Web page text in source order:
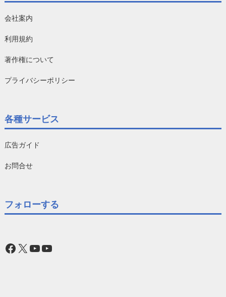
会社案内
利用規約
著作権について
プライバシーポリシー
各種サービス
広告ガイド
お問合せ
フォローする
Facebook
X YouTube
YouTube